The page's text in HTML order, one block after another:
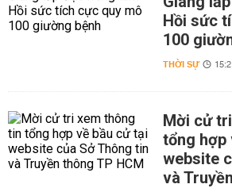
Hồi sức
100
THỜI SỰ
Mời cử
tổng hợp
website
và